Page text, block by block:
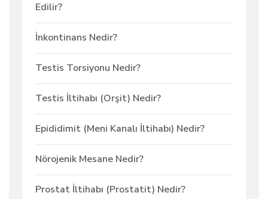
Edilir?
İnkontinans Nedir?
Testis Torsiyonu Nedir?
Testis İltihabı (Orşit) Nedir?
Epididimit (Meni Kanalı İltihabı) Nedir?
Nörojenik Mesane Nedir?
Prostat İltihabı (Prostatit) Nedir?